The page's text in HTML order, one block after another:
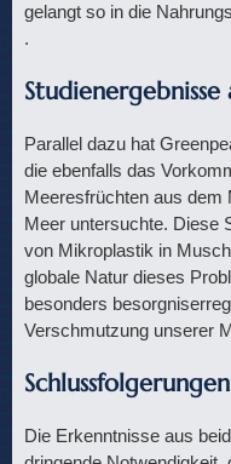
gelangt so in die
.
Parallel dazu hat
die ebenfalls das
Meeresfrüchten aus dem
Meer untersuchte. Diese
von Mikroplastik in
globale Natur dieses
besonders
Verschmutzung unserer
Die Erkenntnisse aus